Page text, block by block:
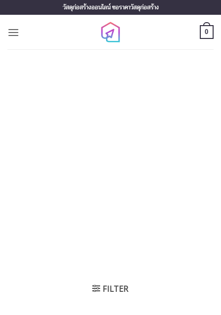
to
content
วัสดุก่อสร้างออนไลน์ ขอราคาวัสดุก่อสร้าง
0
FILTER